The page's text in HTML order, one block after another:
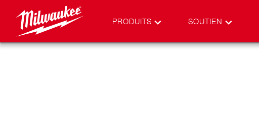
PRODUITS SOUTIEN